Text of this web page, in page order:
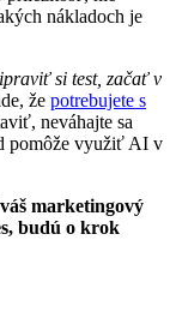
nákladoch je
si test, začať v
že potrebujete s
neváhajte sa
pomôže využiť AI v
marketingový
budú o krok